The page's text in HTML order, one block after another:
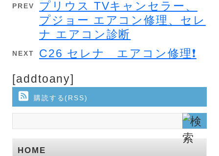
PREV
プリウス TVキャンセラー、
プジョー エアコン修理、セレ
ナ エアコン診断
NEXT C26 セレナ エアコン修理❗
[addtoany]
購読する(RSS)
HOME